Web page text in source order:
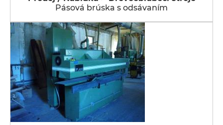
Pásová brúska s odsávaním